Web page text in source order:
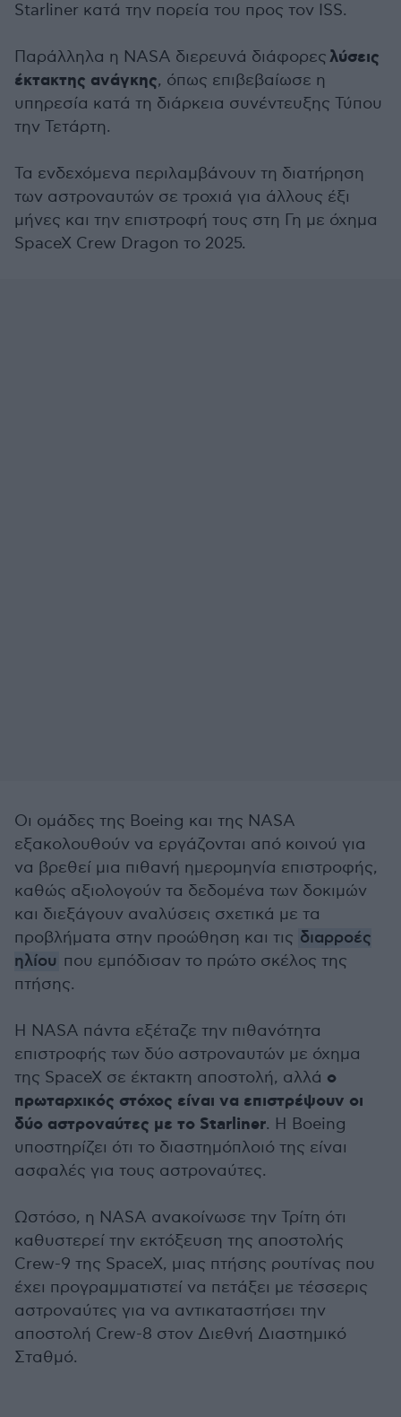
Starliner κατά την πορεία του προς τον ISS.
Παράλληλα η NASA διερευνά διάφορεςλύσεις
έκτακτης ανάγκης, όπως επιβεβαίωσε η
υπηρεσία κατά τη διάρκεια συνέντευξης Τύπου
την Τετάρτη.
Τα ενδεχόμενα περιλαμβάνουν τη διατήρηση
των αστροναυτών σε τροχιά για άλλους έξι
μήνες και την επιστροφή τους στη Γη με όχημα
SpaceX Crew Dragon το 2025.
Οι ομάδες της Boeing και της NASA
εξακολουθούν να εργάζονται από κοινού για
να βρεθεί μια πιθανή ημερομηνία επιστροφής,
καθώς αξιολογούν τα δεδομένα των δοκιμών
και διεξάγουν αναλύσεις σχετικά με τα
προβλήματα στην προώθηση και τις διαρροές
ηλίου που εμπόδισαν το πρώτο σκέλος της
πτήσης.
Η NASA πάντα εξέταζε την πιθανότητα
επιστροφής των δύο αστροναυτών με όχημα
της SpaceX σε έκτακτη αποστολή, αλλά ο
πρωταρχικός στόχος είναι να επιστρέψουν οι
δύο αστροναύτες με το Starliner. Η Boeing
υποστηρίζει ότι το διαστημόπλοιό της είναι
ασφαλές για τους αστροναύτες.
Ωστόσο, η NASA ανακοίνωσε την Τρίτη ότι
καθυστερεί την εκτόξευση της αποστολής
Crew-9 της SpaceX, μιας πτήσης ρουτίνας που
έχει προγραμματιστεί να πετάξει με τέσσερις
αστροναύτες για να αντικαταστήσει την
αποστολή Crew-8 στον Διεθνή Διαστημικό
Σταθμό.